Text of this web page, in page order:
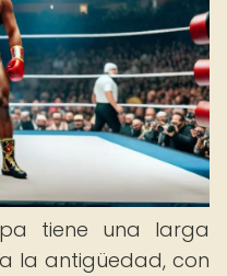
tiene una larga
la antigüedad, con